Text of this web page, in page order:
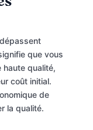
que vous
qualité,
coût initial.
de
la qualité.